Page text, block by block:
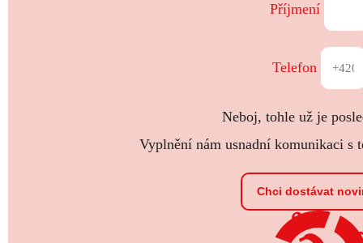
Příjmení
Telefon
Neboj, tohle už je
Vyplnění nám usnadní komunikaci s
Chci dostávat